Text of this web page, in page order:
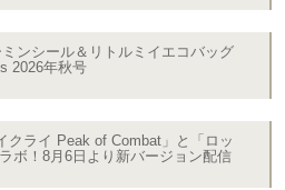
ミンシール＆リトルミイエコバッグ
2026年秋号
クライ Peak of Combat」と「ロッ
ボ！8月6日より新バージョン配信